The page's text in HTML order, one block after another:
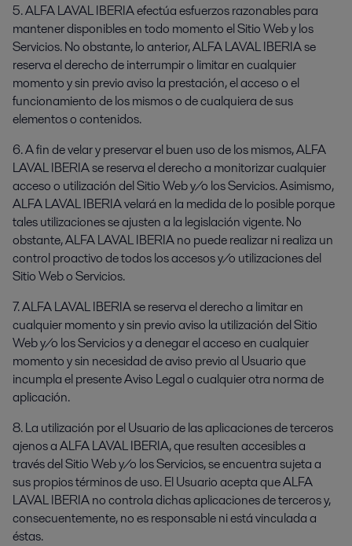
5. ALFA LAVAL IBERIA efectúa esfuerzos razonables para
mantener disponibles en todo momento el Sitio Web y los
Servicios. No obstante, lo anterior, ALFA LAVAL IBERIA se
reserva el derecho de interrumpir o limitar en cualquier
momento y sin previo aviso la prestación, el acceso o el
funcionamiento de los mismos o de cualquiera de sus
elementos o contenidos.
6. A fin de velar y preservar el buen uso de los mismos, ALFA
LAVAL IBERIA se reserva el derecho a monitorizar cualquier
acceso o utilización del Sitio Web y/o los Servicios. Asimismo,
ALFA LAVAL IBERIA velará en la medida de lo posible porque
tales utilizaciones se ajusten a la legislación vigente. No
obstante, ALFA LAVAL IBERIA no puede realizar ni realiza un
control proactivo de todos los accesos y/o utilizaciones del
Sitio Web o Servicios.
7. ALFA LAVAL IBERIA se reserva el derecho a limitar en
cualquier momento y sin previo aviso la utilización del Sitio
Web y/o los Servicios y a denegar el acceso en cualquier
momento y sin necesidad de aviso previo al Usuario que
incumpla el presente Aviso Legal o cualquier otra norma de
aplicación.
8. La utilización por el Usuario de las aplicaciones de terceros
ajenos a ALFA LAVAL IBERIA, que resulten accesibles a
través del Sitio Web y/o los Servicios, se encuentra sujeta a
sus propios términos de uso. El Usuario acepta que ALFA
LAVAL IBERIA no controla dichas aplicaciones de terceros y,
consecuentemente, no es responsable ni está vinculada a
éstas.